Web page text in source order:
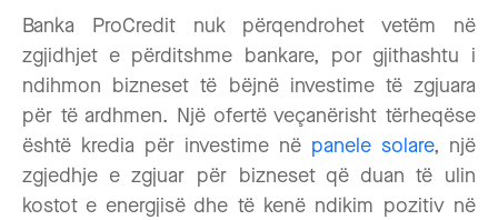
Banka ProCredit nuk përqendrohet vetëm në
zgjidhjet e përditshme bankare, por gjithashtu i
ndihmon bizneset të bëjnë investime të zgjuara
për të ardhmen. Një ofertë veçanërisht tërheqëse
është kredia për investime në panele solare, një
zgjedhje e zgjuar për bizneset që duan të ulin
kostot e energjisë dhe të kenë ndikim pozitiv në